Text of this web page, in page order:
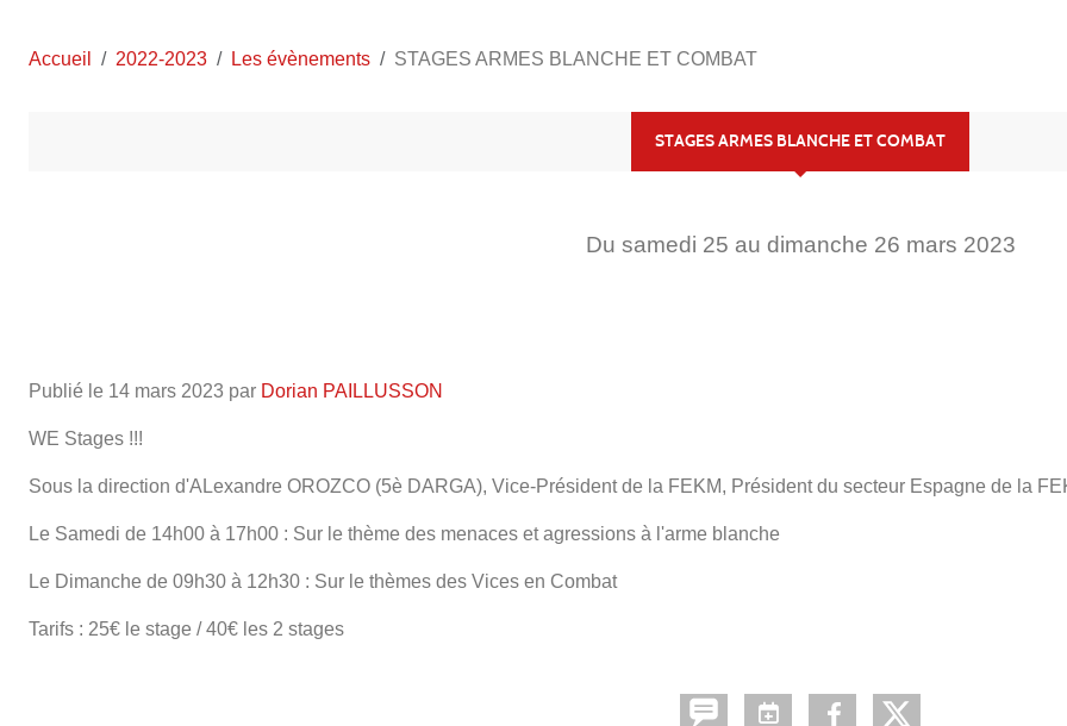
Accueil 2022-2023 Les évènements STAGES ARMES BLANCHE ET COMBAT
STAGES ARMES BLANCHE ET COMBAT
Du samedi 25 au dimanche 26 mars 2023
Publié le 14 mars 2023 par Dorian PAILLUSSON
WE Stages !!!
Sous la direction d'ALexandre OROZCO (5è DARGA), Vice-Président de la FEKM, Président du secteur Espagne de la
Le Samedi de 14h00 à 17h00 : Sur le thème des menaces et agressions à l'arme blanche
Le Dimanche de 09h30 à 12h30 : Sur le thèmes des Vices en Combat
Tarifs : 25€ le stage / 40€ les 2 stages